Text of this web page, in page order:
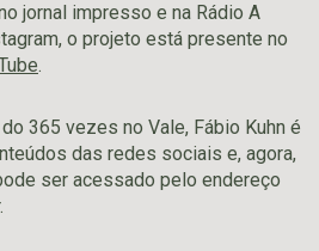
jornal impresso e na Rádio A
o projeto está presente no
.
365 vezes no Vale, Fábio Kuhn é
das redes sociais e, agora,
ser acessado pelo endereço